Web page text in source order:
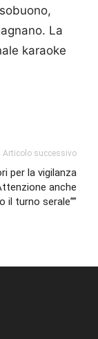
La
karaoke
Articolo successivo
per la vigilanza
anche
il turno serale””